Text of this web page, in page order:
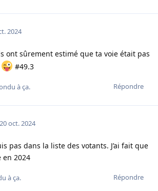
2024
ont sûrement estimé que ta voie était pas
#49.3
Répondre
à ça.
20 oct. 2024
pas dans la liste des votants. J’ai fait que
en 2024
Répondre
à ça.